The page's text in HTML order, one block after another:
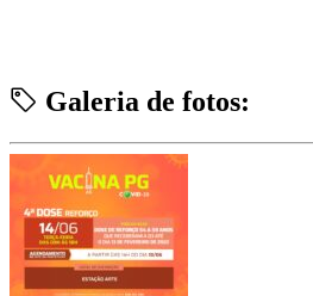
Galeria de fotos: